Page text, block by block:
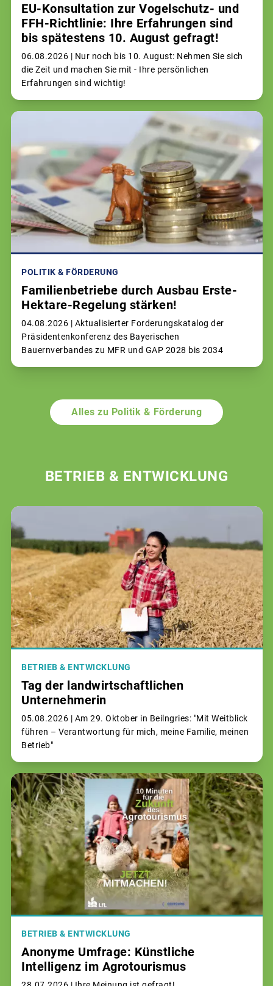
EU-Konsultation zur Vogelschutz- und
FFH-Richtlinie: Ihre Erfahrungen sind
bis spätestens 10. August gefragt!
06.08.2026 | Nur noch bis 10. August: Nehmen Sie sich
die Zeit und machen Sie mit - Ihre persönlichen
Erfahrungen sind wichtig!
POLITIK & FÖRDERUNG
Familienbetriebe durch Ausbau Erste-
Hektare-Regelung stärken!
04.08.2026 | Aktualisierter Forderungskatalog der
Präsidentenkonferenz des Bayerischen
Bauernverbandes zu MFR und GAP 2028 bis 2034
Alles zu Politik & Förderung
BETRIEB & ENTWICKLUNG
BETRIEB & ENTWICKLUNG
Tag der landwirtschaftlichen
Unternehmerin
05.08.2026 | Am 29. Oktober in Beilngries: "Mit Weitblick
führen – Verantwortung für mich, meine Familie, meinen
Betrieb"
BETRIEB & ENTWICKLUNG
Anonyme Umfrage: Künstliche
Intelligenz im Agrotourismus